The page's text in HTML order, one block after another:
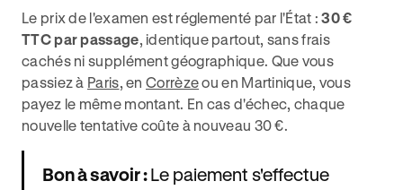
Le prix de l'examen est réglementé par l'État :30 €
TTC par passage, identique partout, sans frais
cachés ni supplément géographique. Que vous
passiez à Paris, en Corrèzeou en Martinique, vous
payez le même montant. En cas d'échec, chaque
nouvelle tentative coûte à nouveau 30 €.
Bon à savoir :Le paiement s'effectue